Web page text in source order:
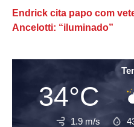
Endrick cita papo com
Ancelotti: “iluminado”
34°C
1.9 m/s